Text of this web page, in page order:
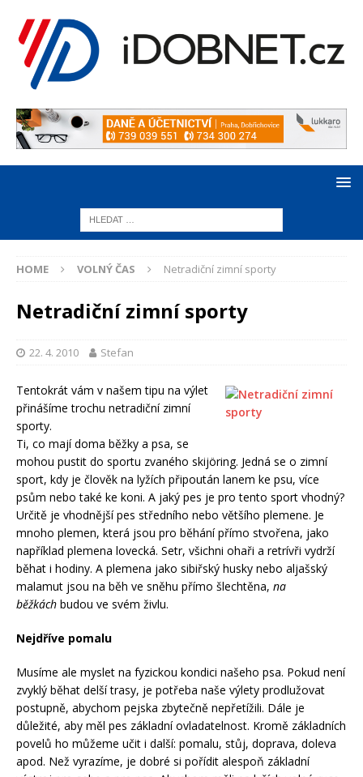
HOME VOLNÝ ČAS Netradiční zimní sporty
Netradiční zimní sporty
22. 4. 2010 Stefan
Tentokrát vám v našem tipu na výlet
přinášíme trochu netradiční zimní
sporty.
Ti, co mají doma běžky a psa, se
mohou pustit do sportu zvaného skijöring. Jedná se o zimní
sport, kdy je člověk na lyžích připoután lanem ke psu, více
psům nebo také ke koni. A jaký pes je pro tento sport vhodný?
Určitě je vhodnější pes středního nebo většího plemene. Je
mnoho plemen, která jsou pro běhání přímo stvořena, jako
například plemena lovecká. Setr, všichni ohaři a retrívři vydrží
běhat i hodiny. A plemena jako sibiřský husky nebo aljašský
malamut jsou na běh ve sněhu přímo šlechtěna, na
běžkách budou ve svém živlu.
Nejdříve pomalu
Musíme ale myslet na fyzickou kondici našeho psa. Pokud není
zvyklý běhat delší trasy, je potřeba naše výlety prodlužovat
postupně, abychom pejska zbytečně nepřetížili. Dále je
důležité, aby měl pes základní ovladatelnost. Kromě základních
povelů ho můžeme učit i další: pomalu, stůj, doprava, doleva
apod. Než vyrazíme, je dobré si pořídit alespoň základní